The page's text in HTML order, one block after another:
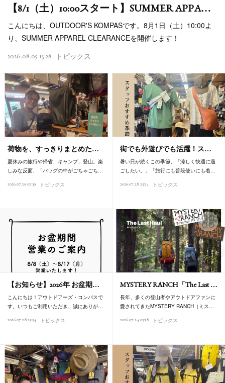
【8/1（土）10:00スタート】SUMMER APPA…
こんにちは、OUTDOOR'S KOMPASです。8月1日（土）10:00よ
り、SUMMER APPAREL CLEARANCEを開催します！
2026.08.05 15:28 トピックス
荷物を、すっきりまとめた…
夏休みの旅行や帰省、キャンプ、登山。楽
しみな反面、「バッグの中がごちゃごち…
2026.07.29 02:39 トピックス
街でも外遊びでも活躍！ス…
暑い日が続くこの季節。「涼しく快適に過
ごしたい。」「旅行にも普段使いにも着…
2026.07.28 23:34 トピックス
【お知らせ】2026年 お盆期…
こんにちは！アウトドアーズ・コンパスで
す。いつもご利用いただき、誠にありが…
2026.07.28 23:34 トピックス
MYSTERY RANCH「The Last …
長年、多くの登山者やアウトドアファンに
愛されてきたMYSTERY RANCH（ミス…
2026.07.24 03:38 トピックス